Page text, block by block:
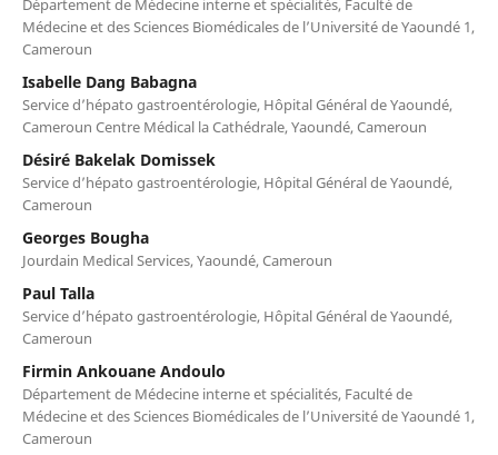
Département de Médecine interne et spécialités, Faculté de
Médecine et des Sciences Biomédicales de l’Université de Yaoundé 1,
Cameroun
Isabelle Dang Babagna
Service d’hépato gastroentérologie, Hôpital Général de Yaoundé,
Cameroun Centre Médical la Cathédrale, Yaoundé, Cameroun
Désiré Bakelak Domissek
Service d’hépato gastroentérologie, Hôpital Général de Yaoundé,
Cameroun
Georges Bougha
Jourdain Medical Services, Yaoundé, Cameroun
Paul Talla
Service d’hépato gastroentérologie, Hôpital Général de Yaoundé,
Cameroun
Firmin Ankouane Andoulo
Département de Médecine interne et spécialités, Faculté de
Médecine et des Sciences Biomédicales de l’Université de Yaoundé 1,
Cameroun